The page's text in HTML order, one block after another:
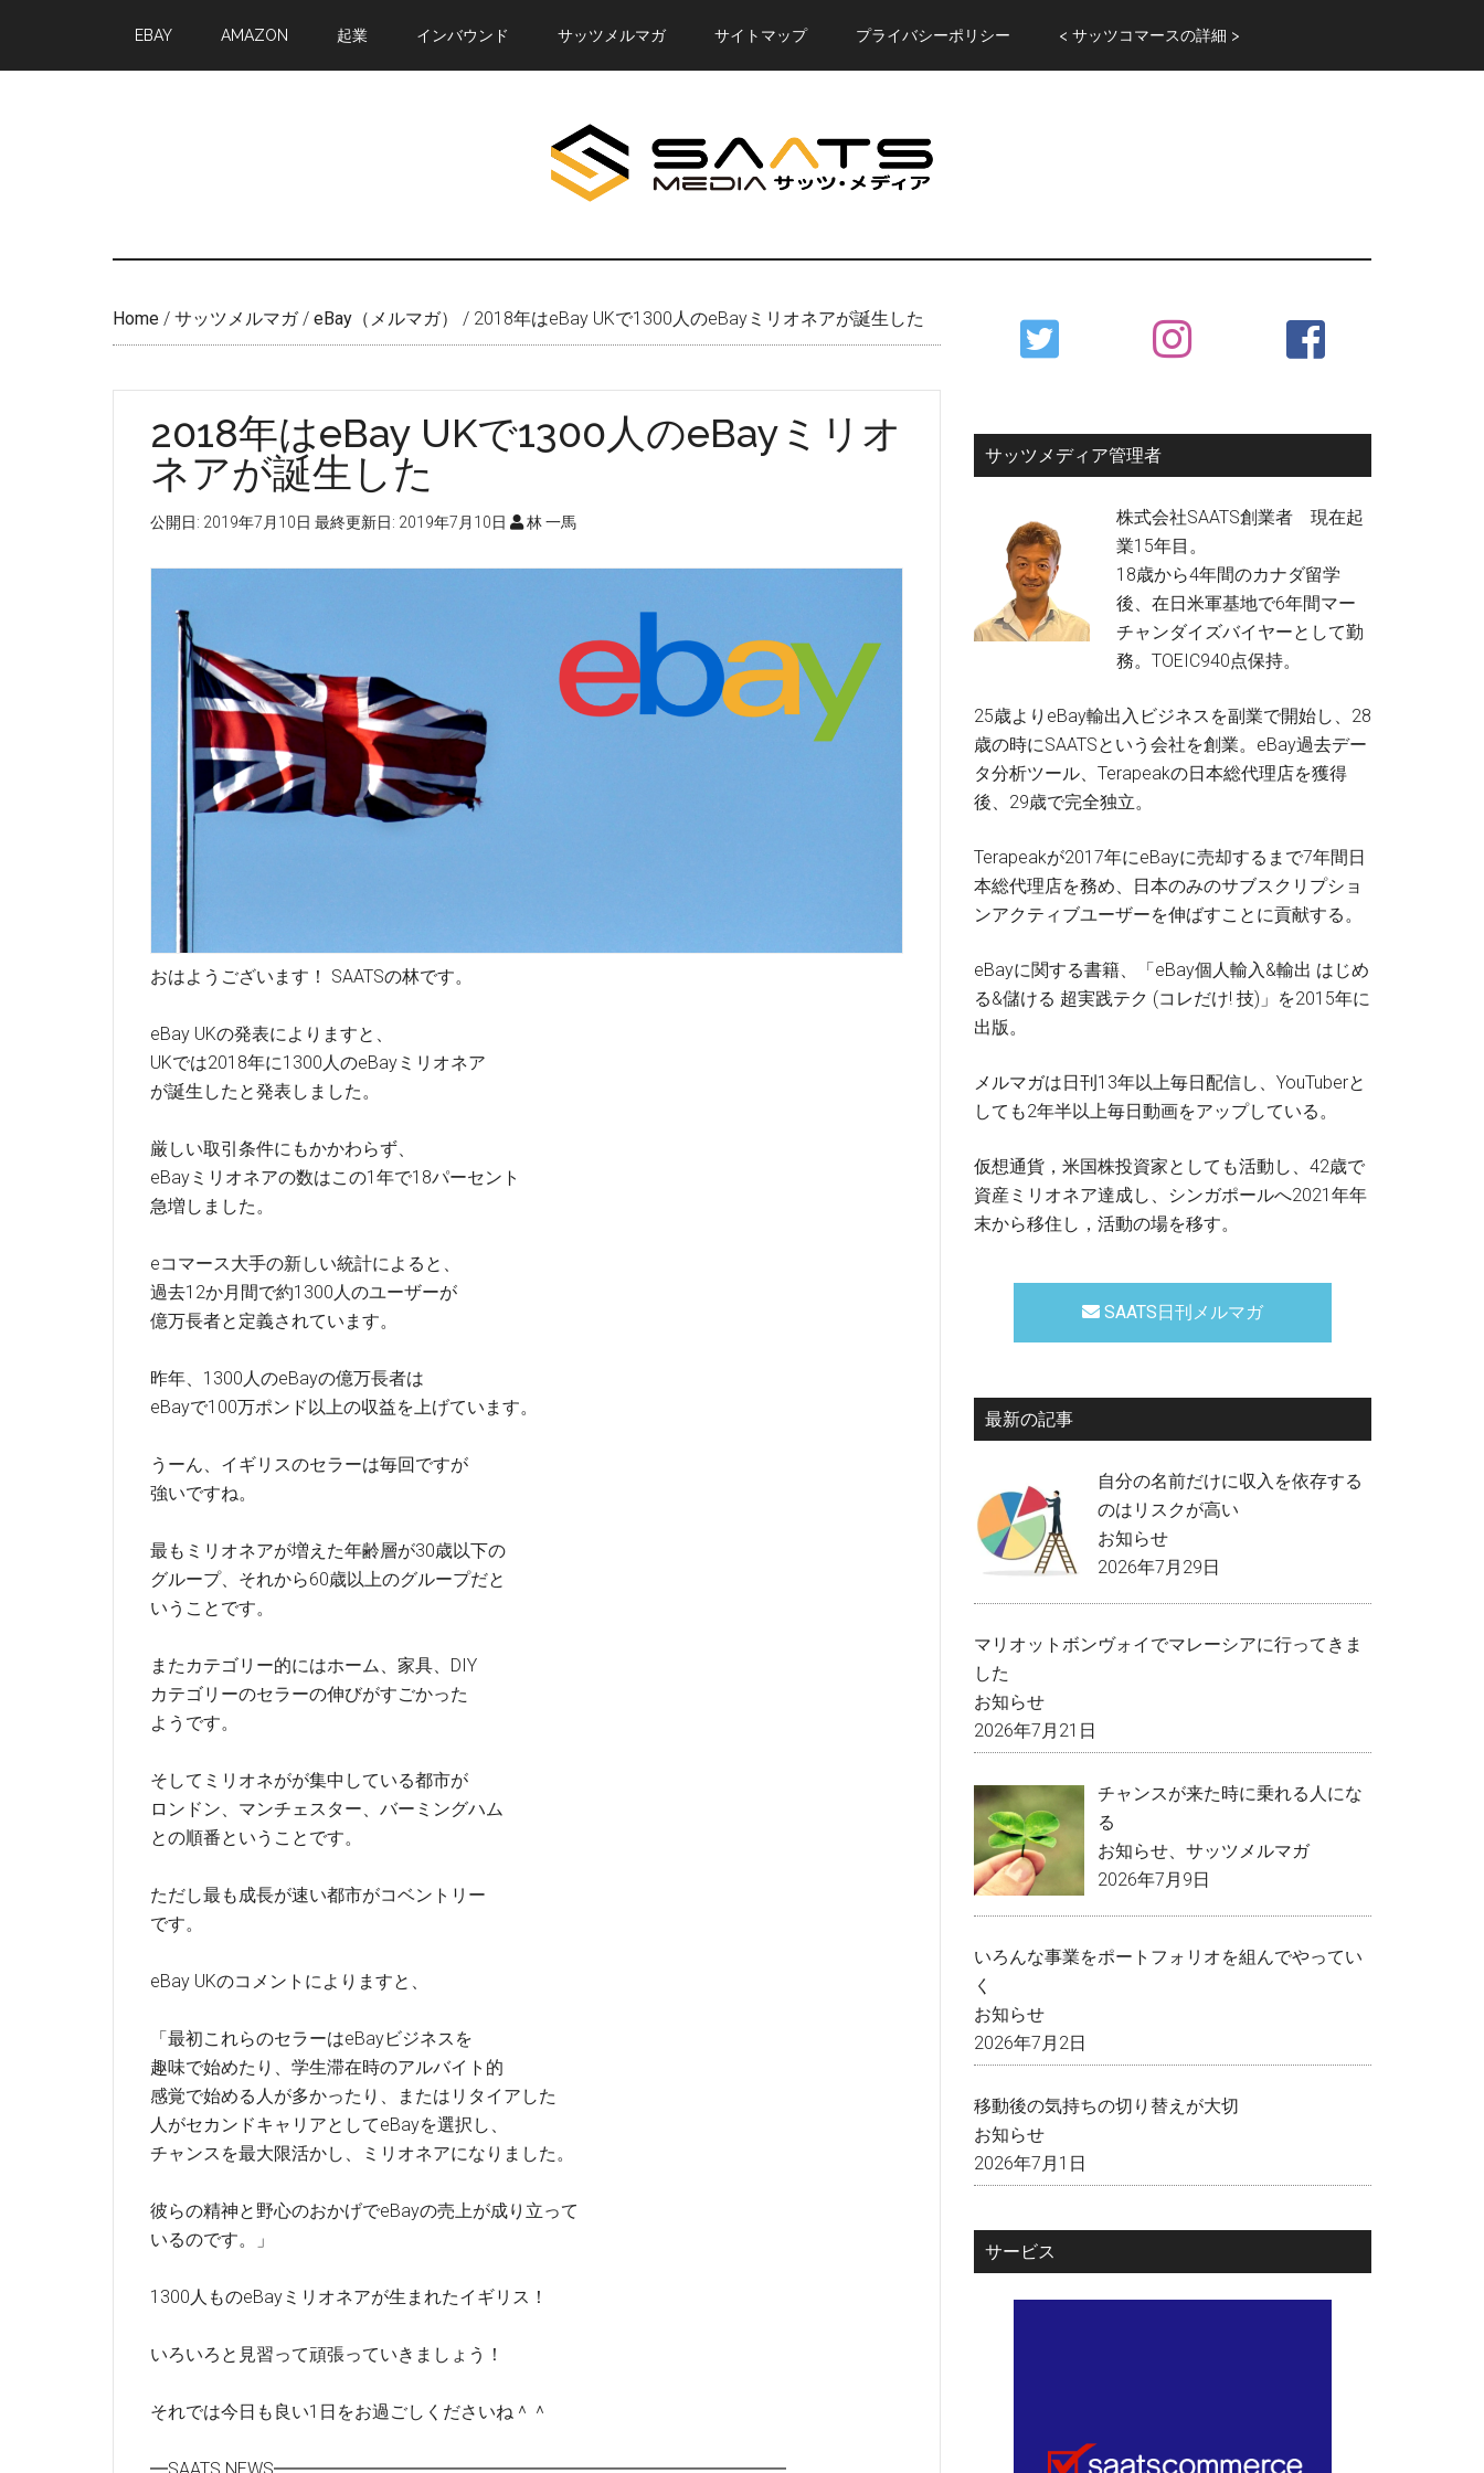
main
primary
EBAY AMAZON 起業 インバウンド サッツメルマガ サイトマップ プライバシーポリシー < サッツコマースの詳細 >
Home / サッツメルマガ / eBay（メルマガ） / 2018年はeBay UKで1300人のeBayミリオネアが誕生した
2018年はeBay UKで1300人のeBayミリオ
ネアが誕生した
公開日: 2019年7月10日 最終更新日: 2019年7月10日 林 一馬
おはようございます！ SAATSの林です。
eBay UKの発表によりますと、
UKでは2018年に1300人のeBayミリオネア
が誕生したと発表しました。
厳しい取引条件にもかかわらず、
eBayミリオネアの数はこの1年で18パーセント
急増しました。
eコマース大手の新しい統計によると、
過去12か月間で約1300人のユーザーが
億万長者と定義されています。
昨年、1300人のeBayの億万長者は
eBayで100万ポンド以上の収益を上げています。
うーん、イギリスのセラーは毎回ですが
強いですね。
最もミリオネアが増えた年齢層が30歳以下の
グループ、それから60歳以上のグループだと
いうことです。
またカテゴリー的にはホーム、家具、DIY
カテゴリーのセラーの伸びがすごかった
ようです。
そしてミリオネがが集中している都市が
ロンドン、マンチェスター、バーミングハム
との順番ということです。
ただし最も成長が速い都市がコベントリー
です。
eBay UKのコメントによりますと、
「最初これらのセラーはeBayビジネスを
趣味で始めたり、学生滞在時のアルバイト的
感覚で始める人が多かったり、またはリタイアした
人がセカンドキャリアとしてeBayを選択し、
チャンスを最大限活かし、ミリオネアになりました。
彼らの精神と野心のおかげでeBayの売上が成り立って
いるのです。」
1300人ものeBayミリオネアが生まれたイギリス！
いろいろと見習って頑張っていきましょう！
それでは今日も良い1日をお過ごしくださいね＾＾
Primary
Sidebar
サッツメディア管理者
株式会社SAATS創業者 現在起
業15年目。
18歳から4年間のカナダ留学
後、在日米軍基地で6年間マー
チャンダイズバイヤーとして勤
務。TOEIC940点保持。
25歳よりeBay輸出入ビジネスを副業で開始し、28
歳の時にSAATSという会社を創業。eBay過去デー
タ分析ツール、Terapeakの日本総代理店を獲得
後、29歳で完全独立。
Terapeakが2017年にeBayに売却するまで7年間日
本総代理店を務め、日本のみのサブスクリプショ
ンアクティブユーザーを伸ばすことに貢献する。
eBayに関する書籍、「eBay個人輸入&輸出 はじめ
る&儲ける 超実践テク (コレだけ! 技)」を2015年に
出版。
メルマガは日刊13年以上毎日配信し、YouTuberと
しても2年半以上毎日動画をアップしている。
仮想通貨，米国株投資家としても活動し、42歳で
資産ミリオネア達成し、シンガポールへ2021年年
末から移住し，活動の場を移す。
SAATS日刊メルマガ
最新の記事
自分の名前だけに収入を依存する
のはリスクが高い
お知らせ
2026年7月29日
マリオットボンヴォイでマレーシアに行ってきま
した
お知らせ
2026年7月21日
チャンスが来た時に乗れる人にな
る
お知らせ
サッツメルマガ
2026年7月9日
いろんな事業をポートフォリオを組んでやってい
く
お知らせ
2026年7月2日
移動後の気持ちの切り替えが大切
お知らせ
2026年7月1日
サービス